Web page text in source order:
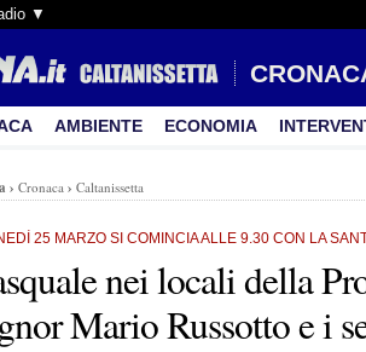
▼
AMBIENTE ECONOMIA
› Cronaca › Caltanissetta
25 MARZO SI COMINCIA ALLE 9.30 CON LA
nei locali della
Mario Russotto e i